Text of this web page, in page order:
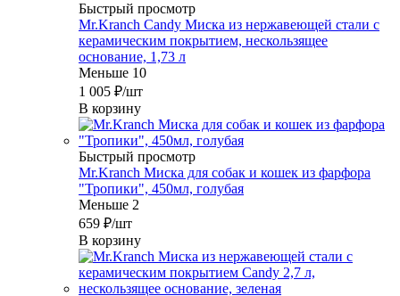
Быстрый просмотр
Mr.Kranch Candy Миска из нержавеющей стали с
керамическим покрытием, нескользящее
основание, 1,73 л
Меньше 10
1 005 ₽/шт
В корзину
Быстрый просмотр
Mr.Kranch Миска для собак и кошек из фарфора
"Тропики", 450мл, голубая
Меньше 2
659 ₽/шт
В корзину